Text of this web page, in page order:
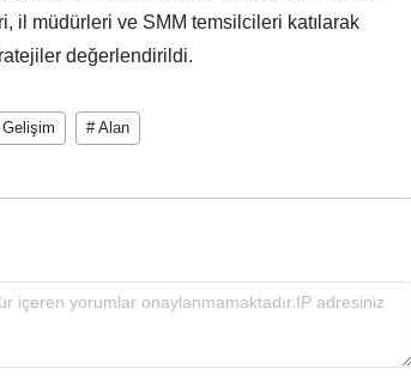
il müdürleri ve SMM temsilcileri katılarak
değerlendirildi.
# Alan